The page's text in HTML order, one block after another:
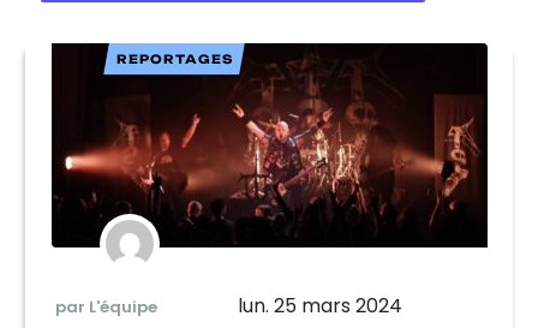
REPORTAGES
par L'équipe lun. 25 mars 2024